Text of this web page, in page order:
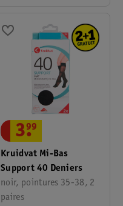
Kruidvat Mi-Bas
Support 40 Deniers
noir, pointures 35-38, 2
paires
3.
99